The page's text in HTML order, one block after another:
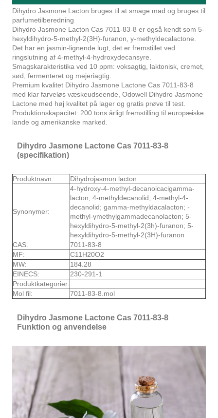
Dihydro Jasmone Lacton bruges til at smage mad og bruges til
parfumetilberedning
Dihydro Jasmone Lacton Cas 7011-83-8 er også kendt som 5-
hexyldihydro-5-methyl-2(3H)-furanon, y-methyldecalactone.
Det har en jasmin-lignende lugt, det er fremstillet ved
ringslutning af 4-methyl-4-hydroxydecansyre.
Smagskarakteristika ved 10 ppm: voksagtig, laktonisk, cremet,
sød, fermenteret og mejeriagtig.
Premium kvalitet Dihydro Jasmone Lactone Cas 7011-83-8
med klar farveløs væskeudseende, Odowell Dihydro Jasmone
Lactone med høj kvalitet på lager og gratis prøve til test.
Produktionskapacitet: 200 tons årligt fremstilling til europæiske
lande og amerikanske marked.
Dihydro Jasmone Lactone Cas 7011-83-8
(specifikation)
Produktnavn: Dihydrojasmon lacton
Synonymer:
4-hydroxy-4-methyl-decanoicacigamma-
lacton; 4-methyldecanolid; 4-methyl-4-
decanolid; gamma-methyldacalacton; -
methyl-γmethylgammadecanolacton; 5-
hexyldihydro-5-methyl-2(3h)-furanon; 5-
hexyldihydro-5-methyl-2(3H)-furanon
CAS:
7011-83-8
MF:
C11H20O2
MW:
184.28
EINECS:
230-291-1
Produktkategorier:
Mol fil:
7011-83-8.mol
Dihydro Jasmone Lactone Cas 7011-83-8
Funktion og anvendelse